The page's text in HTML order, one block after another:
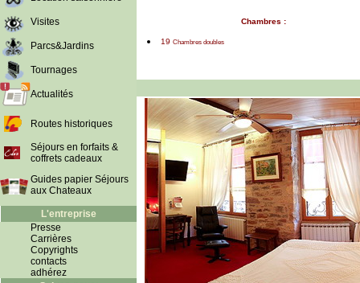
Visites
Parcs&Jardins
Tournages
Actualités
Routes historiques
Séjours en forfaits &
coffrets cadeaux
Guides papier Séjours
aux Chateaux
L'entreprise
Presse
Carrières
Copyrights
contacts
adhérez
Chambres :
19 Chambres doubles